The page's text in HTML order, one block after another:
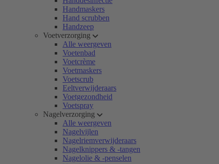
Handmaskers
Hand scrubben
Handzeep
Voetverzorging
Alle weergeven
Voetenbad
Voetcrème
Voetmaskers
Voetscrub
Eeltverwijderaars
Voetgezondheid
Voetspray
Nagelverzorging
Alle weergeven
Nagelvijlen
Nagelriemverwijderaars
Nagelknippers & -tangen
Nagelolie & -penselen